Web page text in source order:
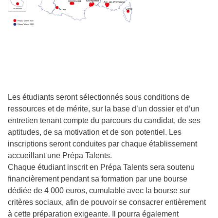
Prépas Talents 2021
Prépas Talents 2022
La Réunion Corte
Montpellier Aix-en-Provence
Tarbes
Les étudiants seront sélectionnés sous conditions de
ressources et de mérite, sur la base d’un dossier et d’un
entretien tenant compte du parcours du candidat, de ses
aptitudes, de sa motivation et de son potentiel. Les
inscriptions seront conduites par chaque établissement
accueillant une Prépa Talents.
Chaque étudiant inscrit en Prépa Talents sera soutenu
financièrement pendant sa formation par une bourse
dédiée de 4 000 euros, cumulable avec la bourse sur
critères sociaux, afin de pouvoir se consacrer entièrement
à cette préparation exigeante. Il pourra également